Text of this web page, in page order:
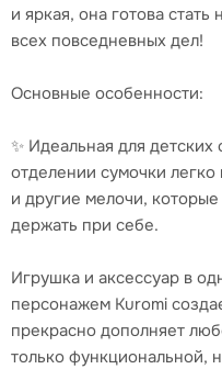
и яркая, она готова
всех повседневных дел!
Основные особенности:
✨ Идеальная для
отделении сумочки
и другие мелочи,
держать при себе.
Игрушка и аксессуар в
персонажем Kuromi
прекрасно дополняет
только функциональной,